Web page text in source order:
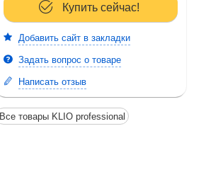
Купить сейчас!
Добавить сайт в закладки
Задать вопрос о товаре
Написать отзыв
Все товары KLIO professional